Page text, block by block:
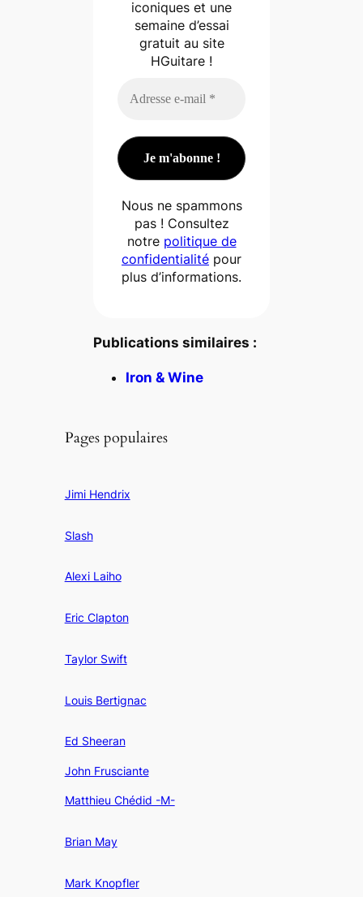
iconiques et une
semaine d’essai
gratuit au site
HGuitare !
Nous ne spammons
pas ! Consultez
notre politique de
confidentialité pour
plus d’informations.
Publications similaires :
Iron & Wine
Pages populaires
Jimi Hendrix
Slash
Alexi Laiho
Eric Clapton
Taylor Swift
Louis Bertignac
Ed Sheeran
John Frusciante
Matthieu Chédid -M-
Brian May
Mark Knopfler